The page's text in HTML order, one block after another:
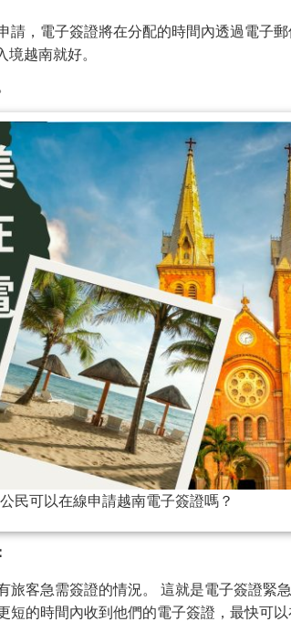
，電子簽證將在分配的時間內透過電子郵
越南就好。
民可以在線申請越南電子簽證嗎？
客急需簽證的情況。 這就是電子簽證緊
短的時間內收到他們的電子簽證，最快可